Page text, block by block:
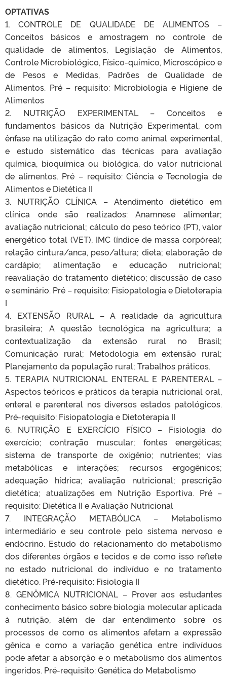
OPTATIVAS
1. CONTROLE DE QUALIDADE DE ALIMENTOS –
Conceitos básicos e amostragem no controle de
qualidade de alimentos, Legislação de Alimentos,
Controle Microbiológico, Físico-químico, Microscópico e
de Pesos e Medidas, Padrões de Qualidade de
Alimentos. Pré – requisito: Microbiologia e Higiene de
Alimentos
2. NUTRIÇÃO EXPERIMENTAL – Conceitos e
fundamentos básicos da Nutrição Experimental, com
ênfase na utilização do rato como animal experimental,
e estudo sistemático das técnicas para avaliação
química, bioquímica ou biológica, do valor nutricional
de alimentos. Pré – requisito: Ciência e Tecnologia de
Alimentos e Dietética II
3. NUTRIÇÃO CLÍNICA – Atendimento dietético em
clínica onde são realizados: Anamnese alimentar;
avaliação nutricional; cálculo do peso teórico (PT), valor
energético total (VET), IMC (índice de massa corpórea);
relação cintura/anca, peso/altura; dieta; elaboração de
cardápio; alimentação e educação nutricional;
reavaliação do tratamento dietético; discussão de caso
e seminário. Pré – requisito: Fisiopatologia e Dietoterapia
I
4. EXTENSÃO RURAL – A realidade da agricultura
brasileira; A questão tecnológica na agricultura; a
contextualização da extensão rural no Brasil;
Comunicação rural; Metodologia em extensão rural;
Planejamento da população rural; Trabalhos práticos.
5. TERAPIA NUTRICIONAL ENTERAL E PARENTERAL –
Aspectos teóricos e práticos da terapia nutricional oral,
enteral e parenteral nos diversos estados patológicos.
Pré-requisito: Fisiopatologia e Dietoterapia II
6. NUTRIÇÃO E EXERCÍCIO FÍSICO – Fisiologia do
exercício; contração muscular; fontes energéticas;
sistema de transporte de oxigênio; nutrientes; vias
metabólicas e interações; recursos ergogênicos;
adequação hídrica; avaliação nutricional; prescrição
dietética; atualizações em Nutrição Esportiva. Pré –
requisito: Dietética II e Avaliação Nutricional
7. INTEGRAÇÃO METABÓLICA – Metabolismo
intermediário e seu controle pelo sistema nervoso e
endócrino. Estudo do relacionamento do metabolismo
dos diferentes órgãos e tecidos e de como isso reflete
no estado nutricional do indivíduo e no tratamento
dietético. Pré-requisito: Fisiologia II
8. GENÔMICA NUTRICIONAL – Prover aos estudantes
conhecimento básico sobre biologia molecular aplicada
à nutrição, além de dar entendimento sobre os
processos de como os alimentos afetam a expressão
gênica e como a variação genética entre indivíduos
pode afetar a absorção e o metabolismo dos alimentos
ingeridos. Pré-requisito: Genética do Metabolismo